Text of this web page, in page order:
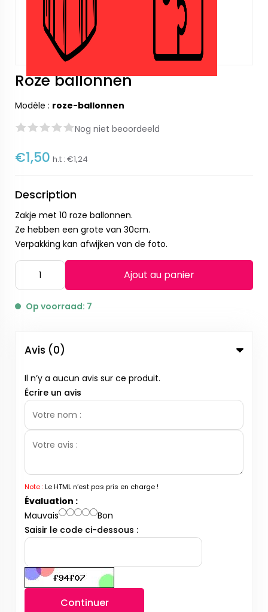
Roze ballonnen
Modèle : roze-ballonnen
Nog niet beoordeeld
€1,50 h.t : €1,24
Description
Zakje met 10 roze ballonnen.
Ze hebben een grote van 30cm.
Verpakking kan afwijken van de foto.
Ajout au panier
Op voorraad: 7
Avis (0)
Il n’y a aucun avis sur ce produit.
Écrire un avis
Note :Le HTML n’est pas pris en charge !
Évaluation :
Mauvais
Bon
Saisir le code ci-dessous :
Continuer